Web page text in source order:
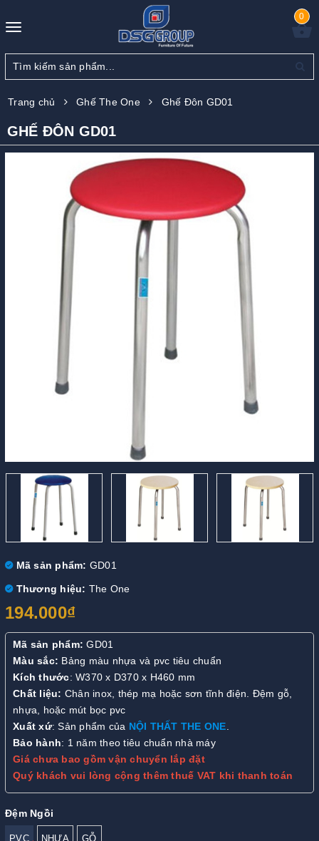
Toggle
0
Trang chủ Ghế The One Ghế Đôn GD01
GHẾ ĐÔN GD01
Mã sản phẩm: GD01
Thương hiệu: The One
194.000₫
Mã sản phẩm: GD01
Màu sắc: Bảng màu nhựa và pvc tiêu chuẩn
Kích thước: W370 x D370 x H460 mm
Chất liệu: Chân inox, thép mạ hoặc sơn tĩnh điện. Đệm gỗ,
nhựa, hoặc mút bọc pvc
Xuất xứ: Sản phẩm của NỘI THẤT THE ONE.
Bảo hành: 1 năm theo tiêu chuẩn nhà máy
Giá chưa bao gồm vận chuyển lắp đặt
Quý khách vui lòng cộng thêm thuế VAT khi thanh toán
Đệm Ngồi
PVC NHỰA GỖ